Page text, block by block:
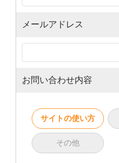
メールアドレス
お問い合わせ内容
サイトの使い方
その他